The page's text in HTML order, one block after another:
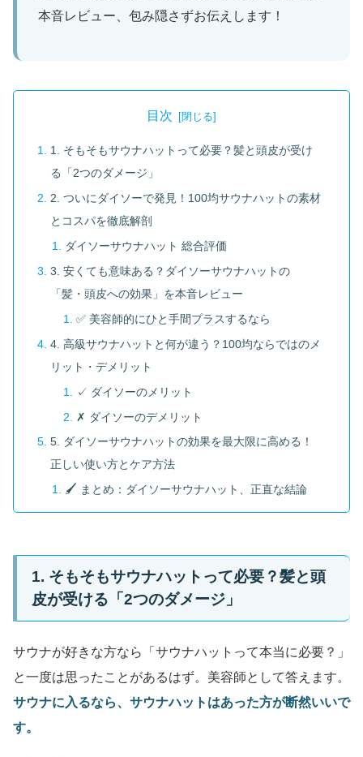
本音レビュー、包み隠さずお伝えします！
目次
1. そもそもサウナハットって必要？髪と頭皮が受け
る「2つのダメージ」
2. ついにダイソーで発見！100均サウナハットの素材
とコスパを徹底解剖
ダイソーサウナハット 総合評価
3. 安くても意味ある？ダイソーサウナハットの
「髪・頭皮への効果」を本音レビュー
✅ 美容師的にひと手間プラスするなら
4. 高級サウナハットと何が違う？100均ならではのメ
リット・デメリット
✓ ダイソーのメリット
✗ ダイソーのデメリット
5. ダイソーサウナハットの効果を最大限に高める！
正しい使い方とケア方法
🖌 まとめ：ダイソーサウナハット、正直な結論
1. そもそもサウナハットって必要？髪と頭
皮が受ける「2つのダメージ」
サウナが好きな方なら「サウナハットって本当に必要？」
と一度は思ったことがあるはず。美容師として答えます。
サウナに入るなら、サウナハットはあった方が断然いいで
す。